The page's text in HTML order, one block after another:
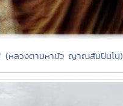
(หลวงตามหาบัว ญาณสัมปันโน)